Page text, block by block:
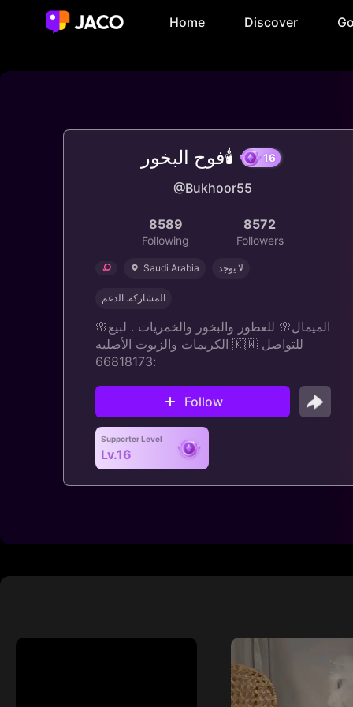
Home Discover
فوح البخور🕯️
@Bukhoor55
8589
Following
8572
Followers
Saudi Arabia لا يوجد
المشاركه. الدعم
🌸الميمال🌸 للعطور والبخور والخمريات . لبيع
الكريمات والزيوت الأصليه 🇰🇼 للتواصل
:66818173
Follow
Supporter Level
Lv.16